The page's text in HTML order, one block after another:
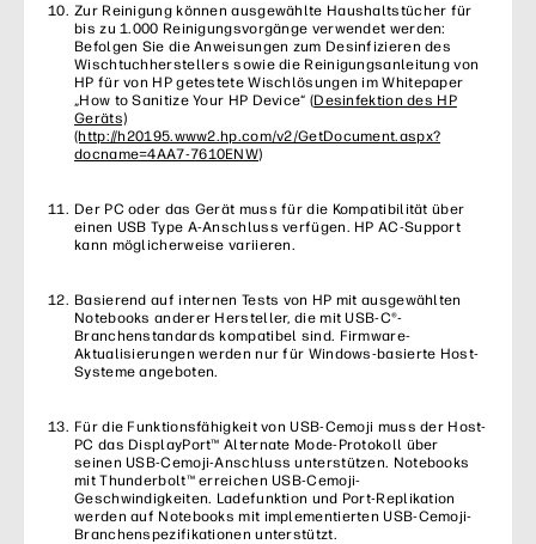
Zur Reinigung können ausgewählte Haushaltstücher für
bis zu 1.000 Reinigungsvorgänge verwendet werden:
Befolgen Sie die Anweisungen zum Desinfizieren des
Wischtuchherstellers sowie die Reinigungsanleitung von
HP für von HP getestete Wischlösungen im Whitepaper
„How to Sanitize Your HP Device“ (Desinfektion des HP
Geräts)
(http://h20195.www2.hp.com/v2/GetDocument.aspx?
docname=4AA7-7610ENW)
Der PC oder das Gerät muss für die Kompatibilität über
einen USB Type A-Anschluss verfügen. HP AC-Support
kann möglicherweise variieren.
Basierend auf internen Tests von HP mit ausgewählten
Notebooks anderer Hersteller, die mit USB-C®-
Branchenstandards kompatibel sind. Firmware-
Aktualisierungen werden nur für Windows-basierte Host-
Systeme angeboten.
Für die Funktionsfähigkeit von USB-Cemoji muss der Host-
PC das DisplayPort™ Alternate Mode-Protokoll über
seinen USB-Cemoji-Anschluss unterstützen. Notebooks
mit Thunderbolt™ erreichen USB-Cemoji-
Geschwindigkeiten. Ladefunktion und Port-Replikation
werden auf Notebooks mit implementierten USB-Cemoji-
Branchenspezifikationen unterstützt.